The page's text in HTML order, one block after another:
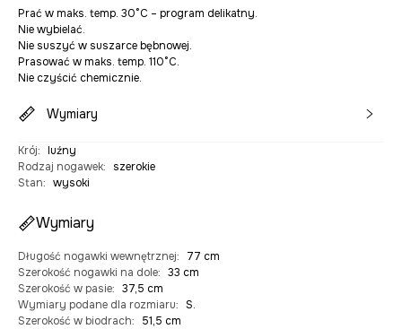
Prać w maks. temp. 30°C – program delikatny.
Nie wybielać.
Nie suszyć w suszarce bębnowej.
Prasować w maks. temp. 110°C.
Nie czyścić chemicznie.
Wymiary
Krój: luźny
Rodzaj nogawek:
szerokie
Stan: wysoki
Wymiary
Długość nogawki wewnętrznej:
77 cm
Szerokość nogawki na dole: 33 cm
Szerokość w pasie: 37,5 cm
Wymiary podane dla rozmiaru: S.
Szerokość w biodrach:
51,5 cm